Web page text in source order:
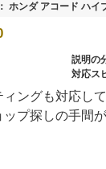
ホンダ アコード ハイ
説明の
対応ス
ングも対応し
プ探しの手間